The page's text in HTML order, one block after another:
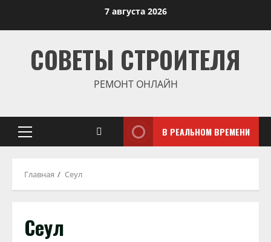
7 августа 2026
СОВЕТЫ СТРОИТЕЛЯ
РЕМОНТ ОНЛАЙН
Основное
В РЕАЛЬНОМ ВРЕМЕНИ
Главная Сеул
Сеул